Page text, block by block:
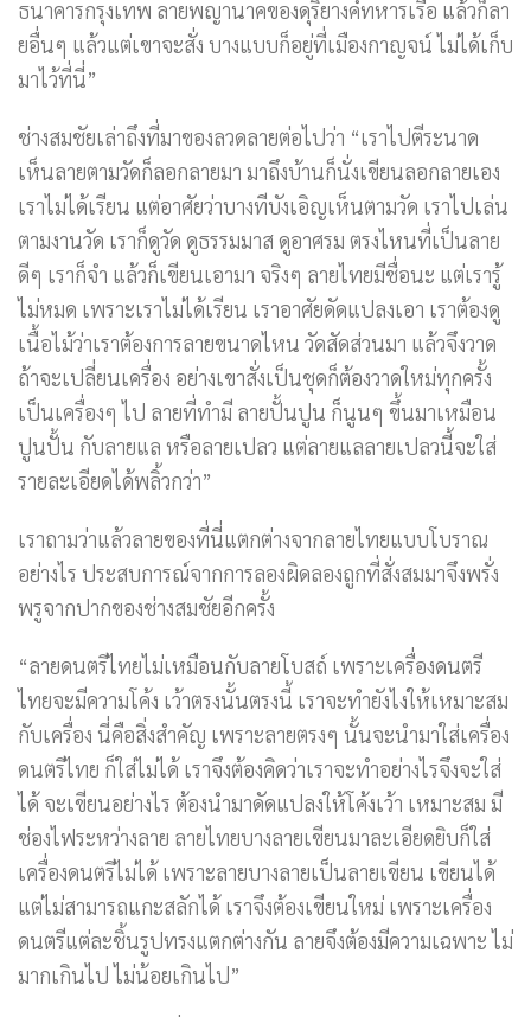
ธนาคารกรุงเทพ ลายพญานาคของดุริยางค์ทหารเรือ แล้วก็ลา
ยอื่นๆ แล้วแต่เขาจะสั่ง บางแบบก็อยู่ที่เมืองกาญจน์ ไม่ได้เก็บ
มาไว้ที่นี่”
ช่างสมชัยเล่าถึงที่มาของลวดลายต่อไปว่า “เราไปตีระนาด
เห็นลายตามวัดก็ลอกลายมา มาถึงบ้านก็นั่งเขียนลอกลายเอง
เราไม่ได้เรียน แต่อาศัยว่าบางทีบังเอิญเห็นตามวัด เราไปเล่น
ตามงานวัด เราก็ดูวัด ดูธรรมมาส ดูอาศรม ตรงไหนที่เป็นลาย
ดีๆ เราก็จำ แล้วก็เขียนเอามา จริงๆ ลายไทยมีชื่อนะ แต่เรารู้
ไม่หมด เพราะเราไม่ได้เรียน เราอาศัยดัดแปลงเอา เราต้องดู
เนื้อไม้ว่าเราต้องการลายขนาดไหน วัดสัดส่วนมา แล้วจึงวาด
ถ้าจะเปลี่ยนเครื่อง อย่างเขาสั่งเป็นชุดก็ต้องวาดใหม่ทุกครั้ง
เป็นเครื่องๆ ไป ลายที่ทำมี ลายปั้นปูน ก็นูนๆ ขึ้นมาเหมือน
ปูนปั้น กับลายแล หรือลายเปลว แต่ลายแลลายเปลวนี้จะใส่
รายละเอียดได้พลิ้วกว่า”
เราถามว่าแล้วลายของที่นี่แตกต่างจากลายไทยแบบโบราณ
อย่างไร ประสบการณ์จากการลองผิดลองถูกที่สั่งสมมาจึงพรั่ง
พรูจากปากของช่างสมชัยอีกครั้ง
“ลายดนตรีไทยไม่เหมือนกับลายโบสถ์ เพราะเครื่องดนตรี
ไทยจะมีความโค้ง เว้าตรงนั้นตรงนี้ เราจะทำยังไงให้เหมาะสม
กับเครื่อง นี่คือสิ่งสำคัญ เพราะลายตรงๆ นั้นจะนำมาใส่เครื่อง
ดนตรีไทย ก็ใส่ไม่ได้ เราจึงต้องคิดว่าเราจะทำอย่างไรจึงจะใส่
ได้ จะเขียนอย่างไร ต้องนำมาดัดแปลงให้โค้งเว้า เหมาะสม มี
ช่องไฟระหว่างลาย ลายไทยบางลายเขียนมาละเอียดยิบก็ใส่
เครื่องดนตรีไม่ได้ เพราะลายบางลายเป็นลายเขียน เขียนได้
แต่ไม่สามารถแกะสลักได้ เราจึงต้องเขียนใหม่ เพราะเครื่อง
ดนตรีแต่ละชิ้นรูปทรงแตกต่างกัน ลายจึงต้องมีความเฉพาะ ไม่
มากเกินไป ไม่น้อยเกินไป”